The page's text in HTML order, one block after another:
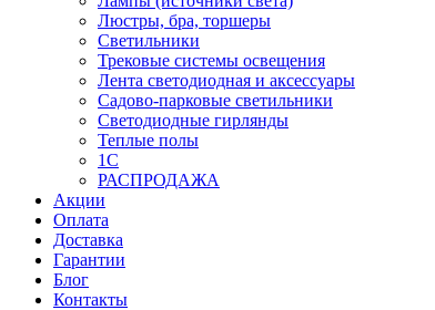
Люстры, бра, торшеры
Светильники
Трековые системы освещения
Лента светодиодная и аксессуары
Садово-парковые светильники
Светодиодные гирлянды
Теплые полы
1С
РАСПРОДАЖА
Акции
Оплата
Доставка
Гарантии
Блог
Контакты